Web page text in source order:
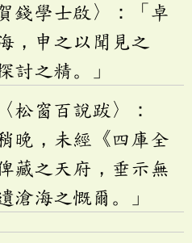
錢學士啟〉：「卓
，申之以聞見之
討之精。」
松窗百說跋〉：
晚，未經《四庫全
藏之天府，垂示無
滄海之慨爾。」